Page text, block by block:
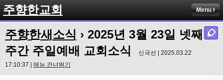
주향한교회 Menu
주향한새소식 › 2025년 3월 23일 넷째
주간 주일예배 교회소식
신극선 | 2025.03.22
17:10:37 | 메뉴 건너뛰기